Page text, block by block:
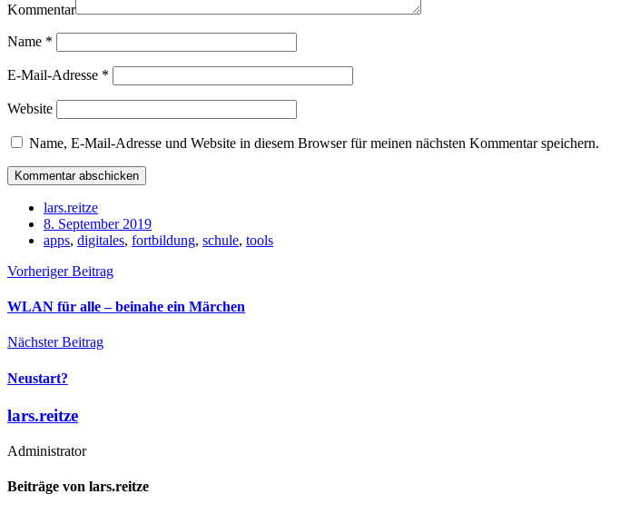
Kommentar
Name *
E-Mail-Adresse *
Website
Name, E-Mail-Adresse und Website in diesem Browser für meinen nächsten Kommentar speichern.
lars.reitze
8. September 2019
apps, digitales, fortbildung, schule, tools
Vorheriger Beitrag
WLAN für alle – beinahe ein Märchen
Nächster Beitrag
Neustart?
lars.reitze
Administrator
Beiträge von lars.reitze